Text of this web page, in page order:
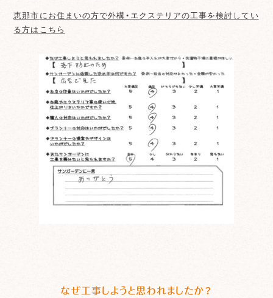
恵那市にお住まいの方で外構・エクステリアの工事を検討してい
る方はこちら
なぜ工事しようと思われましたか？